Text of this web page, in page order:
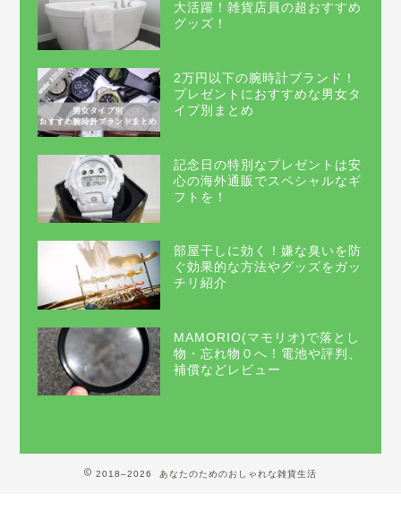
大活躍！雑貨店員の超おすすめ
グッズ！
2万円以下の腕時計ブランド！
プレゼントにおすすめな男女タ
イプ別まとめ
記念日の特別なプレゼントは安
心の海外通販でスペシャルなギ
フトを！
部屋干しに効く！嫌な臭いを防
ぐ効果的な方法やグッズをガッ
チリ紹介
MAMORIO(マモリオ)で落とし
物・忘れ物０へ！電池や評判、
補償などレビュー
2018–2026 あなたのためのおしゃれな雑貨生活